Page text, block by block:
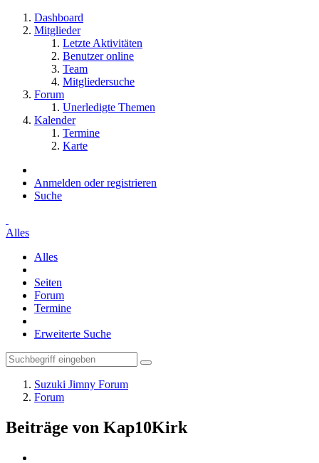
Dashboard
Mitglieder
Letzte Aktivitäten
Benutzer online
Team
Mitgliedersuche
Forum
Unerledigte Themen
Kalender
Termine
Karte
Anmelden oder registrieren
Suche
Alles
Alles
Seiten
Forum
Termine
Erweiterte Suche
Suzuki Jimny Forum
Forum
Beiträge von Kap10Kirk